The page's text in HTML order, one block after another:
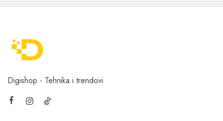
Digishop - Tehnika i trendovi